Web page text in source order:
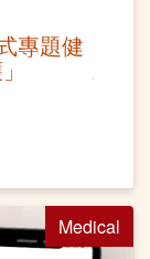
專題健
Medical